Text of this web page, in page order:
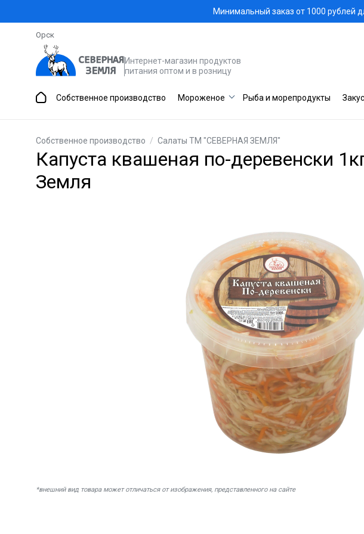
Минимальный заказ от 1000 рублей
Орск
Интернет-магазин продуктов
питания оптом и в розницу
Собственное производство Мороженое Рыба и морепродукты
Собственное производство / Салаты ТМ "СЕВЕРНАЯ ЗЕМЛЯ"
Капуста квашеная по-деревенски
Земля
*внешний вид товара может отличаться от изображения, представленного на сайте